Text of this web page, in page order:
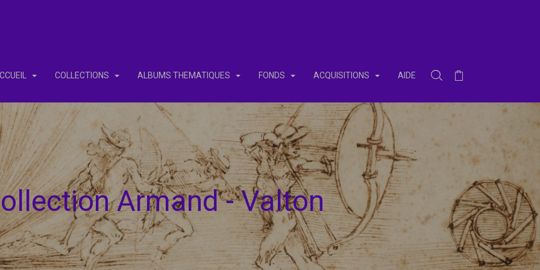
COLLECTIONS ALBUMS THEMATIQUES FONDS ACQUISITIONS AIDE Rechercher dans la
Panier
Armand - Valton